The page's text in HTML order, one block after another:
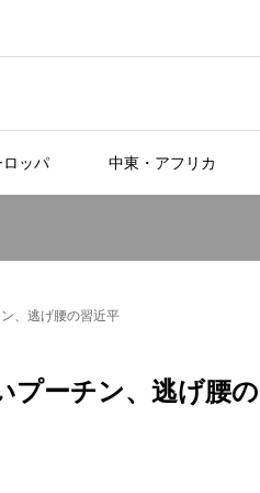
ロッパ 中東・アフリカ
、逃げ腰の習近平
プーチン、逃げ腰